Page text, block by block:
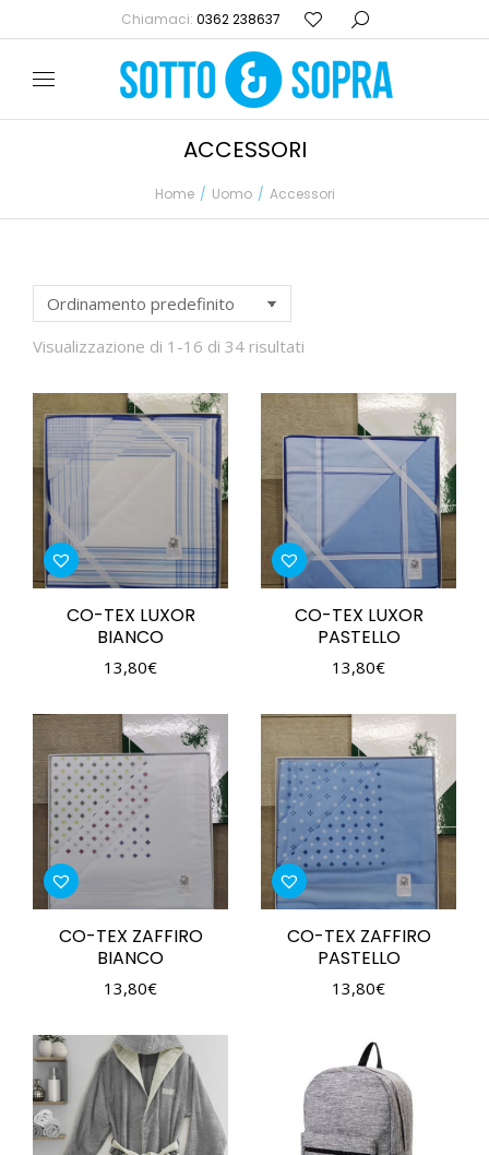
Chiamaci: 0362 238637
ACCESSORI
Home Uomo Accessori
Visualizzazione di 1-16 di 34 risultati
CO-TEX LUXOR
BIANCO
13,80€
CO-TEX LUXOR
PASTELLO
13,80€
CO-TEX ZAFFIRO
BIANCO
13,80€
CO-TEX ZAFFIRO
PASTELLO
13,80€